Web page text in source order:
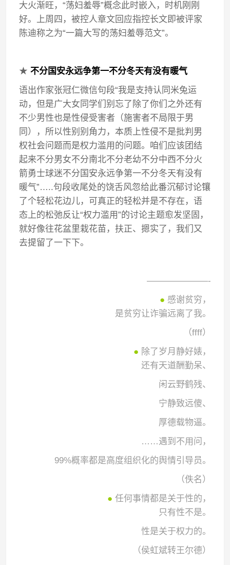
大火渐旺，“荡妇羞辱”概念此时嵌入，时机刚刚
好。上周四，被控人章文回应指控长文即被评家
陈迪称之为“一篇大写的荡妇羞辱范文”。
★不分国安永远争第一不分冬天有没有暖气
语出作家张冠仁微信句段“我是支持认同米兔运
动，但是广大女同学们别忘了除了你们之外还有
不少男性也是性侵受害者（施害者不局限于男
同），所以性别别角力，本质上性侵不是批判男
权社会问题而是权力滥用的问题。咱们应该团结
起来不分男女不分南北不分老幼不分中西不分火
箭勇士球迷不分国安永远争第一不分冬天有没有
暖气”…..句段收尾处的饶舌风忽给此番沉郁讨论镶
了个轻松花边儿，可真正的轻松并是不存在，语
态上的松弛反让“权力滥用”的讨论主题愈发坚固，
就好像往花盆里栽花苗，扶正、摁实了，我们又
去提留了一下下。
———————-
● 感谢贫穷，
是贫穷让诈骗远离了我。
（ffff）
● 除了岁月静好婊，
还有天道酬勤呆、
闲云野鹤残、
宁静致远傻、
厚德载物逼。
……遇到不用问，
99%概率都是高度组织化的舆情引导员。
（佚名）
● 任何事情都是关于性的，
只有性不是。
性是关于权力的。
（侯虹斌转王尔德）